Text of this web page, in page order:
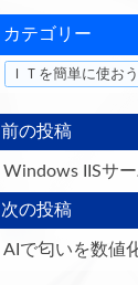
カテゴリー
ＩＴを簡単に使おう
前の投稿
Windows IISサ
次の投稿
AIで匂いを数値